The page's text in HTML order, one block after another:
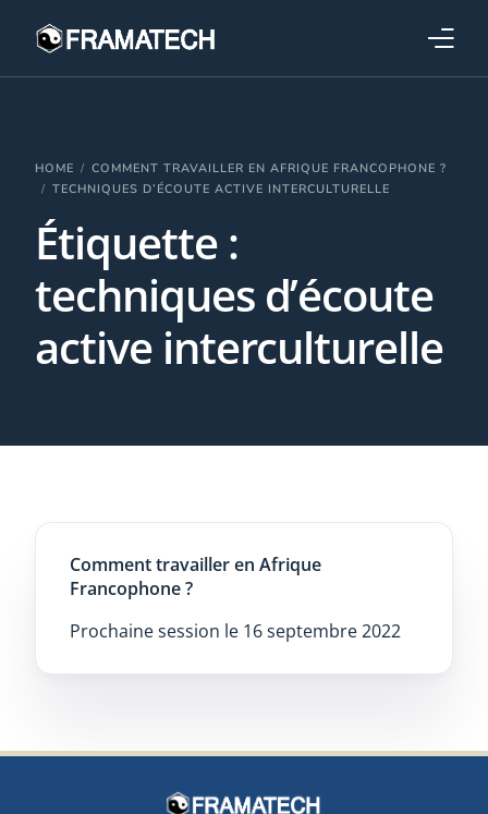
HOME
COMMENT TRAVAILLER EN AFRIQUE FRANCOPHONE ?
TECHNIQUES D’ÉCOUTE ACTIVE INTERCULTURELLE
Étiquette :
techniques d’écoute
active interculturelle
Comment travailler en Afrique
Francophone ?
Prochaine session le 16 septembre 2022
Formations
Performance électronique
Stratégies industrielles